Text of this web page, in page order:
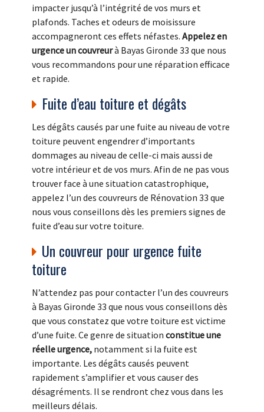
impacter jusqu’à l’intégrité de vos murs et
plafonds. Taches et odeurs de moisissure
accompagneront ces effets néfastes. Appelez en
urgence un couvreurà Bayas Gironde 33 que nous
vous recommandons pour une réparation efficace
et rapide.
Fuite d’eau toiture et dégâts
Les dégâts causés par une fuite au niveau de votre
toiture peuvent engendrer d’importants
dommages au niveau de celle-ci mais aussi de
votre intérieur et de vos murs. Afin de ne pas vous
trouver face à une situation catastrophique,
appelez l’un des couvreurs de Rénovation 33 que
nous vous conseillons dès les premiers signes de
fuite d’eau sur votre toiture.
Un couvreur pour urgence fuite
toiture
N’attendez pas pour contacter l’un des couvreurs
à Bayas Gironde 33 que nous vous conseillons dès
que vous constatez que votre toiture est victime
d’une fuite. Ce genre de situation constitue une
réelle urgence, notamment si la fuite est
importante. Les dégâts causés peuvent
rapidement s’amplifier et vous causer des
désagréments. Il se rendront chez vous dans les
meilleurs délais.